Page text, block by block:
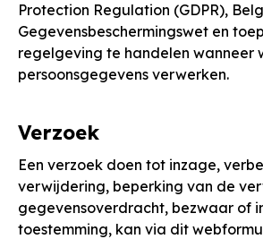
Protection Regulation (GDPR),
Gegevensbeschermingswet en
regelgeving te handelen wanneer
persoonsgegevens verwerken.
Verzoek
Een verzoek doen tot inzage,
verwijdering, beperking van de
gegevensoverdracht, bezwaar of
toestemming, kan via dit